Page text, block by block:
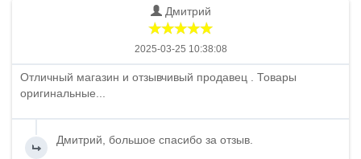
Дмитрий
2025-03-25 10:38:08
Отличный магазин и отзывчивый продавец . Товары
оригинальные...
Дмитрий, большое спасибо за отзыв.